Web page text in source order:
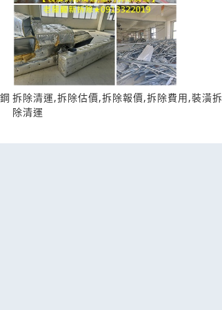
拆除清運,拆除估價,拆除報價,拆除費用,裝潢拆
除清運